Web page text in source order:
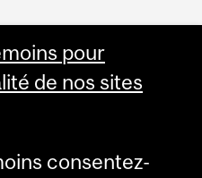
pour
de nos sites
consentez-